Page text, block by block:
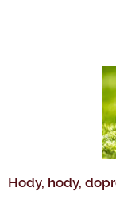
Hody, hody,